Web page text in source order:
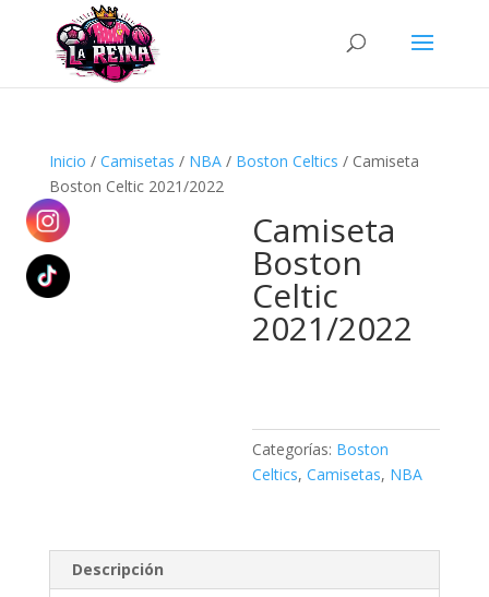
Búsqueda
productos
Inicio / Camisetas / NBA/ Boston Celtics / Camiseta
Boston Celtic 2021/2022
Camiseta
Boston
Celtic
2021/2022
Categorías: Boston
Celtics,Camisetas, NBA
Descripción